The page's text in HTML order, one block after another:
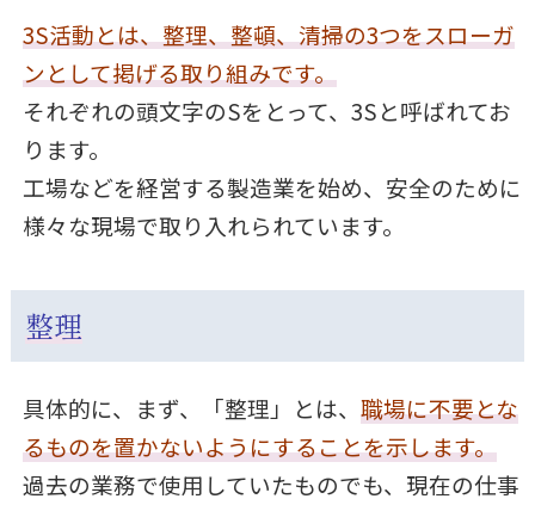
3S活動とは、整理、整頓、清掃の3つをスローガ
ンとして掲げる取り組みです。
それぞれの頭文字のSをとって、3Sと呼ばれてお
ります。
工場などを経営する製造業を始め、安全のために
様々な現場で取り入れられています。
整理
具体的に、まず、「整理」とは、 職場に不要とな
るものを置かないようにすることを示します。
過去の業務で使用していたものでも、現在の仕事